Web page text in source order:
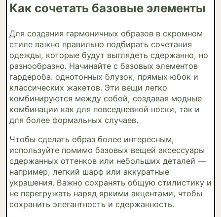
Как сочетать базовые элементы
Для создания гармоничных образов в скромном
стиле важно правильно подбирать сочетания
одежды, которые будут выглядеть сдержанно, но
разнообразно. Начинайте с базовых элементов
гардероба: однотонных блузок, прямых юбок и
классических жакетов. Эти вещи легко
комбинируются между собой, создавая модные
комбинации как для повседневной носки, так и
для более формальных случаев.
Чтобы сделать образ более интересным,
используйте помимо базовых вещей аксессуары
сдержанных оттенков или небольших деталей —
например, легкий шарф или аккуратные
украшения. Важно сохранять общую стилистику и
не перегружать наряд яркими акцентами, чтобы
сохранить элегантность и сдержанность.